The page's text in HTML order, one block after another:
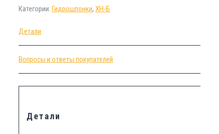
Категории:Гидрошпонки,ХН-Б
Детали
Вопросы и ответы покупателей
Детали